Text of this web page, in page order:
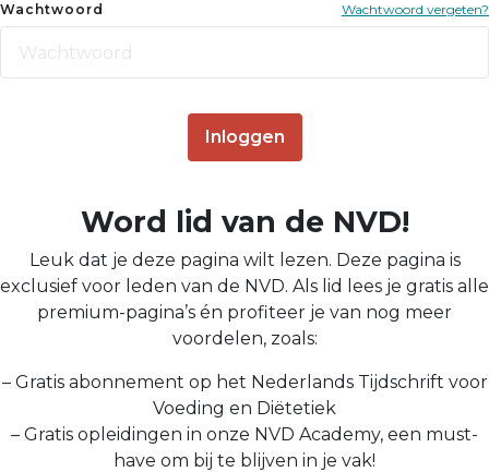
Wachtwoord Wachtwoord vergeten?
Inloggen
Word lid van de NVD!
Leuk dat je deze pagina wilt lezen. Deze pagina is
exclusief voor leden van de NVD. Als lid lees je gratis alle
premium-pagina’s én profiteer je van nog meer
voordelen, zoals:
– Gratis abonnement op het Nederlands Tijdschrift voor
Voeding en Diëtetiek
– Gratis opleidingen in onze NVD Academy, een must-
have om bij te blijven in je vak!